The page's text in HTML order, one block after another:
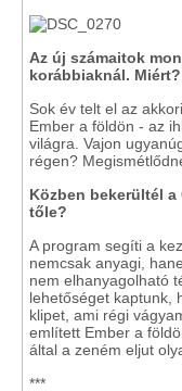
Az új számaitok
korábbiaknál. Miért?
Sok év telt el az
Ember a földön - az
világra. Vajon
régen?
Közben bekerültél a
tőle?
A program segíti a
nemcsak anyagi,
nem elhanyagolható
lehetőséget kaptunk,
klipet, ami régi
említett Ember a
által a zeném eljut
***